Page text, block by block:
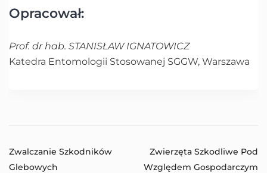
Opracował:
Prof. dr hab. STANISŁAW IGNATOWICZ
Katedra Entomologii Stosowanej SGGW, Warszawa
Zwalczanie Szkodników
Glebowych
Zwierzęta Szkodliwe Pod
Względem Gospodarczym